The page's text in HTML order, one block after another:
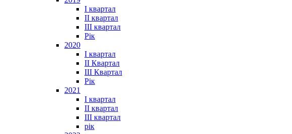
I квартал
II квартал
III квартал
Рік
2020
I квартал
II Квартал
III Квартал
Рік
2021
I квартал
II квартал
III квартал
рік